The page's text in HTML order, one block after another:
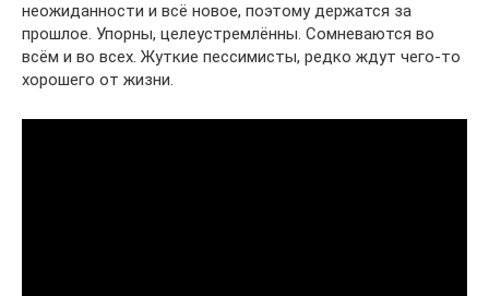
неожиданности и всё новое, поэтому держатся за
прошлое. Упорны, целеустремлённы. Сомневаются во
всём и во всех. Жуткие пессимисты, редко ждут чего-то
хорошего от жизни.